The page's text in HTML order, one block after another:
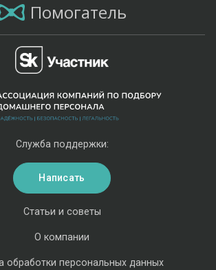
Помогатель
Статьи и советы
О компании
обработки персональных данных
Служба поддержки:
Написать